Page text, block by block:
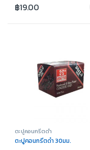
฿19.00
ตะปูคอนกรีตดำ
ตะปูคอนกรีตดำ 30มม.